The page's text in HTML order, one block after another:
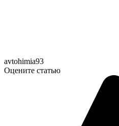
avtohimia93
Оцените статью